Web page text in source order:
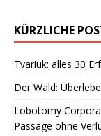
KÜRZLICHE
Tvariuk: alles 30
Der Wald:
Lobotomy
Passage ohne